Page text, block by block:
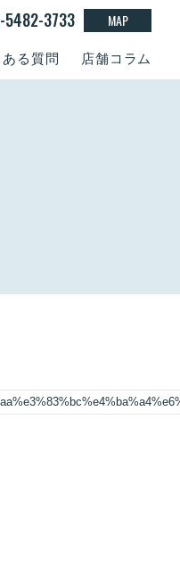
ある質問 店舗コラム
5482-3733 MAP